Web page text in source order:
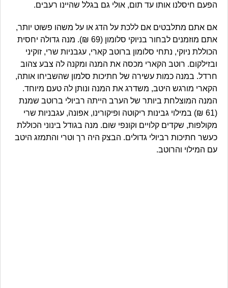
הפעם חיסלנו אותו עד תום, אולי גם בגלל שהיינו רעבים.
אם אתם מתלבטים אם ללכת על הדג או על משהו פשוט יותר,
אתם מוזמנים לבחור בניוקי סלומון (69 ₪). מנה גדולה יחסית
הכוללת ניוקי, נתחי סלומון ברוטב קארי, עגבניות שרי, זוקיני
ובזילקום. רוטב הקארי מכסה את המנה ומקנה לה צבע צהוב
חרדל. במנה כמות עשירה של חתיכות סלמון שהשביחו אותה,
הקארי מורגש היטב, משדרג את המנה ונותן לה טעם מיוחד.
המנה המוצלחת ביותר של הערב הייתה רביולי ברוטב שמנת
(61 ₪) במילוי גבינות ריקוטה ופיקורינו, אפונה, עגבניות שרי
מקולפות, שקדים קלויים וקונפי שום. מנה בגודל בינוני הכוללת
כעשר חתיכות רביולי גדולים. הבצק היה רך וטרי והתמזג היטב
עם המילוי והרוטב.